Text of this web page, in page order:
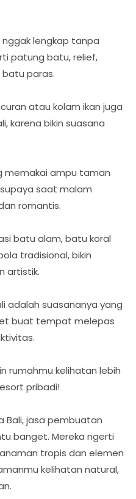
lengkap tanpa
patung batu, relief,
paras.
atau kolam ikan juga
karena bikin suasana
memakai ampu taman
saat malam
romantis.
batu alam, batu koral
tradisional, bikin
artistik.
adalah suasananya yang
buat tempat melepas
rumahmu kelihatan lebih
pribadi!
Bali, jasa pembuatan
banget. Mereka ngerti
tropis dan elemen
kelihatan natural,